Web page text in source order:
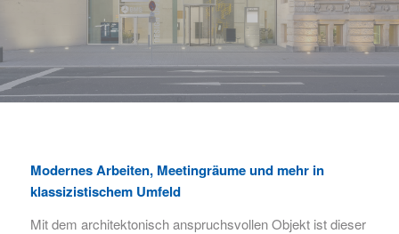
Modernes Arbeiten, Meetingräume und mehr in
klassizistischem Umfeld
Mit dem architektonisch anspruchsvollen Objekt ist dieser